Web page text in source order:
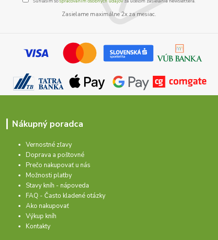
Zasielame maximálne 2x za mesiac.
Nákupný poradca
Vernostné zľavy
Doprava a poštovné
Prečo nakupovať u nás
Možnosti platby
Stavy kníh - nápoveda
FAQ - Často kladené otázky
Ako nakupovať
Výkup kníh
Kontakty